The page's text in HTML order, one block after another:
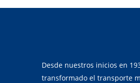
Desde nuestros inicios en
transformado el transporte